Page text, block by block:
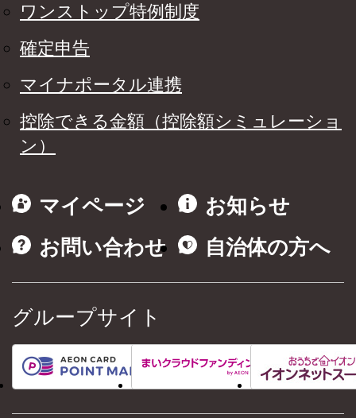
ワンストップ特例制度
確定申告
マイナポータル連携
控除できる金額（控除額シミュレーショ
ン）
マイページ
お知らせ
お問い合わせ
自治体の方へ
グループサイト